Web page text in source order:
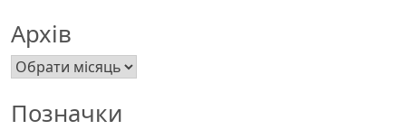
Архів
Архів
Позначки